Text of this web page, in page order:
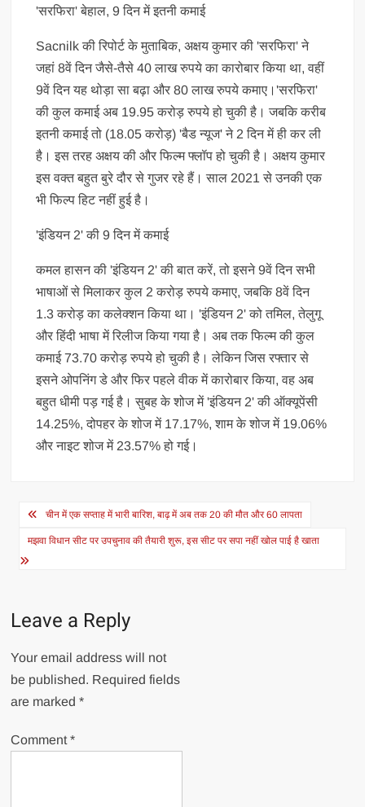
'सरफिरा' बेहाल, 9 दिन में इतनी कमाई
Sacnilk की रिपोर्ट के मुताबिक, अक्षय कुमार की 'सरफिरा' ने
जहां 8वें दिन जैसे-तैसे 40 लाख रुपये का कारोबार किया था, वहीं
9वें दिन यह थोड़ा सा बढ़ा और 80 लाख रुपये कमाए।'सरफिरा'
की कुल कमाई अब 19.95 करोड़ रुपये हो चुकी है। जबकि करीब
इतनी कमाई तो (18.05 करोड़) 'बैड न्यूज' ने 2 दिन में ही कर ली
है। इस तरह अक्षय की और फिल्म फ्लॉप हो चुकी है। अक्षय कुमार
इस वक्त बहुत बुरे दौर से गुजर रहे हैं। साल 2021 से उनकी एक
भी फिल्प हिट नहीं हुई है।
'इंडियन 2' की 9 दिन में कमाई
कमल हासन की 'इंडियन 2' की बात करें, तो इसने 9वें दिन सभी
भाषाओं से मिलाकर कुल 2 करोड़ रुपये कमाए, जबकि 8वें दिन
1.3 करोड़ का कलेक्शन किया था। 'इंडियन 2' को तमिल, तेलुगू
और हिंदी भाषा में रिलीज किया गया है। अब तक फिल्म की कुल
कमाई 73.70 करोड़ रुपये हो चुकी है। लेकिन जिस रफ्तार से
इसने ओपनिंग डे और फिर पहले वीक में कारोबार किया, वह अब
बहुत धीमी पड़ गई है। सुबह के शोज में 'इंडियन 2' की ऑक्यूपेंसी
14.25%, दोपहर के शोज में 17.17%, शाम के शोज में 19.06%
और नाइट शोज में 23.57% हो गई।
Post
navigation
चीन में एक सप्ताह में भारी बारिश, बाढ़ में अब तक 20 की मौत और 60 लापता
मझवा विधान सीट पर उपचुनाव की तैयारी शुरू, इस सीट पर सपा नहीं खोल पाई है खाता
Leave a Reply
Your email address will not
be published. Required fields
are marked*
Comment*